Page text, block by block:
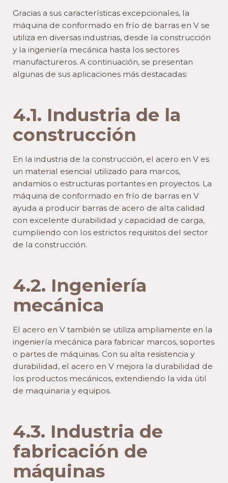
Gracias a sus características excepcionales, la
máquina de conformado en frío de barras en V se
utiliza en diversas industrias, desde la construcción
y la ingeniería mecánica hasta los sectores
manufactureros. A continuación, se presentan
algunas de sus aplicaciones más destacadas:
4.1. Industria de la
construcción
En la industria de la construcción, el acero en V es
un material esencial utilizado para marcos,
andamios o estructuras portantes en proyectos. La
máquina de conformado en frío de barras en V
ayuda a producir barras de acero de alta calidad
con excelente durabilidad y capacidad de carga,
cumpliendo con los estrictos requisitos del sector
de la construcción.
4.2. Ingeniería
mecánica
El acero en V también se utiliza ampliamente en la
ingeniería mecánica para fabricar marcos, soportes
o partes de máquinas. Con su alta resistencia y
durabilidad, el acero en V mejora la durabilidad de
los productos mecánicos, extendiendo la vida útil
de maquinaria y equipos.
4.3. Industria de
fabricación de
máquinas